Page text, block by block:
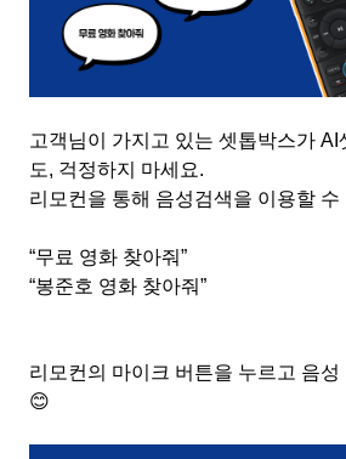
고객님이 가지고 있는 셋톱박스가 AI
도, 걱정하지 마세요.
리모컨을 통해 음성검색을 이용할 수
“무료 영화 찾아줘”
“봉준호 영화 찾아줘”
리모컨의 마이크 버튼을 누르고 음성
😊